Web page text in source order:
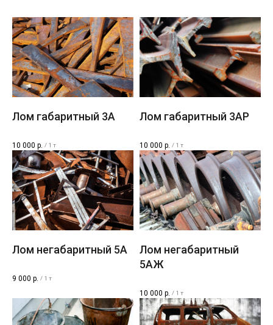
Лом габаритный 3A
10 000 р. / 1 т
Лом габаритный 3AР
10 000 р. / 1 т
Лом негабаритный 5A
9 000 р. / 1 т
Лом негабаритный
5AЖ
10 000 р. / 1 т